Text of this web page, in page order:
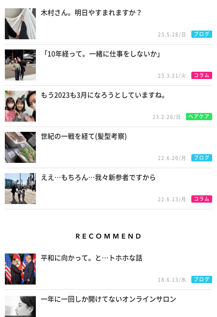
木村さん。明日やすまれますか？
23.5.28/日 ブログ
「10年経って。一緒に仕事をしないか」
23.3.21/火 コラム
もう2023も3月になろうとしていますね。
23.2.26/日 ヘアケア
世紀の一戦を経て(髪型考察)
22.6.20/月 ブログ
ええ…もちろん…我々新参者ですから
22.6.13/月 コラム
平和に向かって。と…トホホな話
18.6.13/水 ブログ
一年に一回しか開けてないオンラインサロン